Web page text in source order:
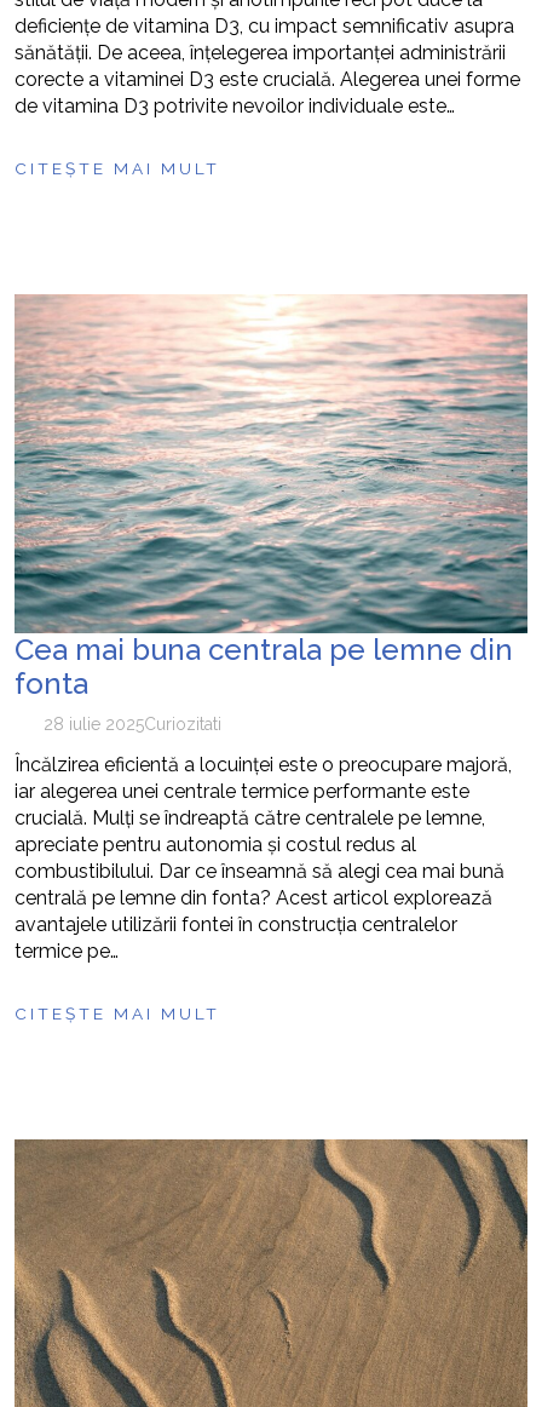
deficiențe de vitamina D3, cu impact semnificativ asupra
sănătății. De aceea, înțelegerea importanței administrării
corecte a vitaminei D3 este crucială. Alegerea unei forme
de vitamina D3 potrivite nevoilor individuale este…
CITEȘTE MAI MULT
Cea mai buna centrala pe lemne din
fonta
28 iulie 2025Curiozitati
Încălzirea eficientă a locuinței este o preocupare majoră,
iar alegerea unei centrale termice performante este
crucială. Mulți se îndreaptă către centralele pe lemne,
apreciate pentru autonomia și costul redus al
combustibilului. Dar ce înseamnă să alegi cea mai bună
centrală pe lemne din fonta? Acest articol explorează
avantajele utilizării fontei în construcția centralelor
termice pe…
CITEȘTE MAI MULT